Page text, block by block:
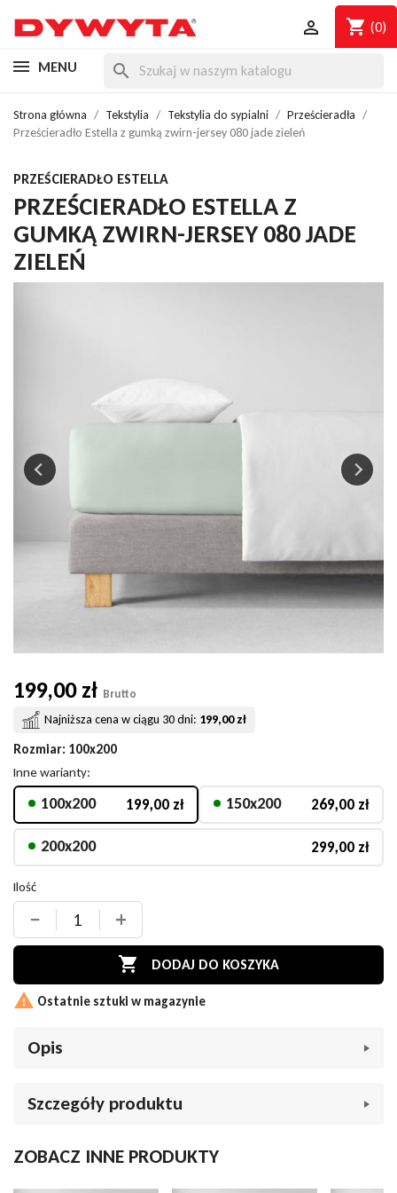
shopping_cart (0)

MENU search
Strona główna Tekstylia Tekstylia do sypialni
Prześcieradła
Prześcieradło Estella z gumką zwirn-jersey 080 jade zieleń
PRZEŚCIERADŁO ESTELLA
PRZEŚCIERADŁO ESTELLA Z
GUMKĄ ZWIRN-JERSEY 080 JADE
ZIELEŃ
199,00 zł Brutto
Najniższa cena w ciągu 30 dni: 199,00 zł
Rozmiar: 100x200
Inne warianty:
100x200 199,00 zł 150x200 269,00 zł
200x200 299,00 zł
Ilość
− +
 DODAJ DO KOSZYKA
 Ostatnie sztuki w magazynie
Opis
Luksusowy sen na idealnie dopasowanym prześcieradle
komfortowy sen i idealne dopasowanie do materaca?
Szczegóły produktu
MarkaPrześcieradło Estella
ZOBACZ INNE PRODUKTY